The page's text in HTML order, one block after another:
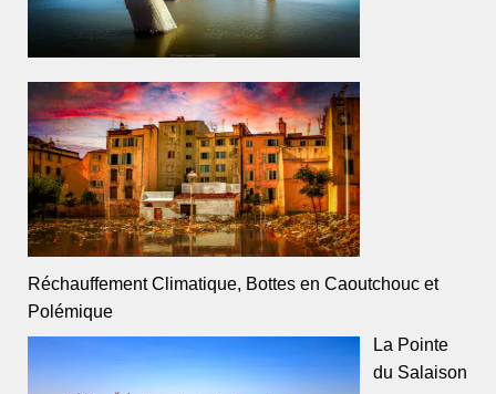
Réchauffement Climatique, Bottes en Caoutchouc et
Polémique
La Pointe
du Salaison